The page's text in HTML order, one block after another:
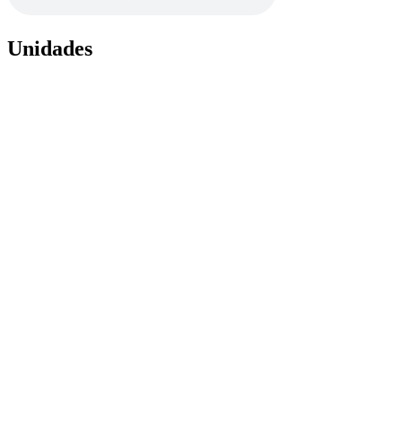
Unidades